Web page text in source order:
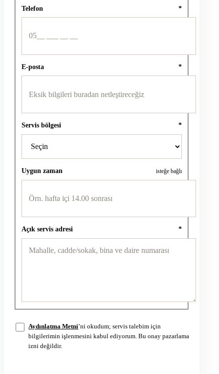
Telefon *
E-posta *
Servis bölgesi *
Uygun zaman isteğe bağlı
Açık servis adresi *
Aydınlatma Metni’ni okudum; servis talebim için
bilgilerimin işlenmesini kabul ediyorum. Bu onay pazarlama
izni değildir.